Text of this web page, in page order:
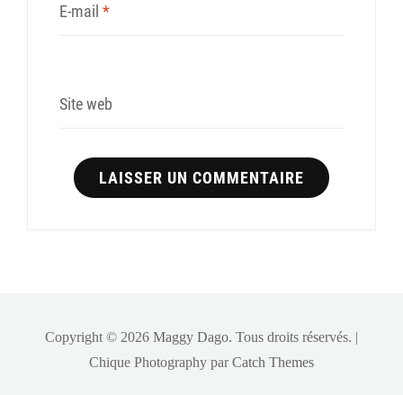
E-mail *
Site web
Copyright © 2026 Maggy Dago. Tous droits réservés. |
Chique Photography parCatch Themes